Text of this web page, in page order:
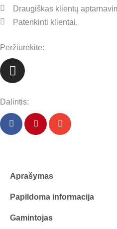
Draugiškas klientų
Patenkinti klientai.
Peržiūrėkite:
I
n
t
a
g
r
Dalintis:
Aprašymas
Papildoma informacija
Gamintojas